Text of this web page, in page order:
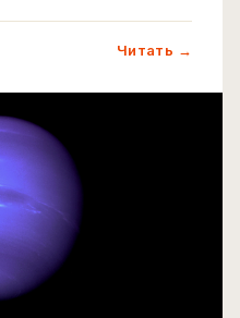
Читать →